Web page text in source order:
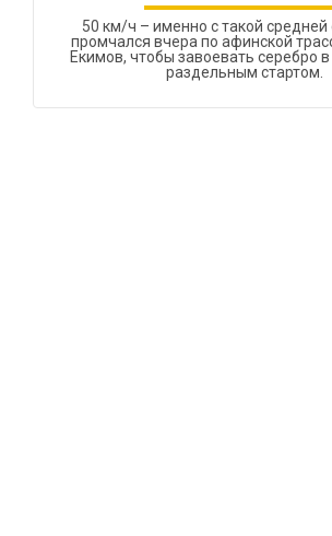
50 км/ч – именно с такой средней
промчался вчера по афинской
Екимов, чтобы завоевать серебро
раздельным стартом.